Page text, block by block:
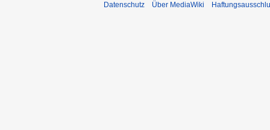
Datenschutz Über MediaWiki